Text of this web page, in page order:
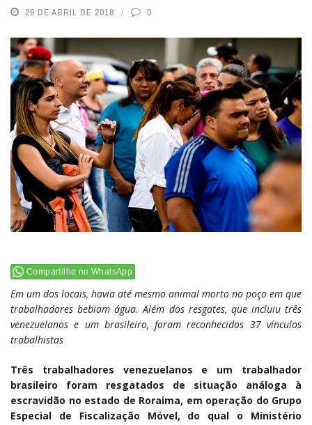
28 DE ABRIL DE 2018 0
Compartilhe no WhatsApp
Em um dos locais, havia até mesmo animal morto no poço em que
trabalhadores bebiam água. Além dos resgates, que incluiu três
venezuelanos e um brasileiro, foram reconhecidos 37 vínculos
trabalhistas
Três trabalhadores venezuelanos e um trabalhador
brasileiro foram resgatados de situação análoga à
escravidão no estado de Roraima, em operação do Grupo
Especial de Fiscalização Móvel, do qual o Ministério